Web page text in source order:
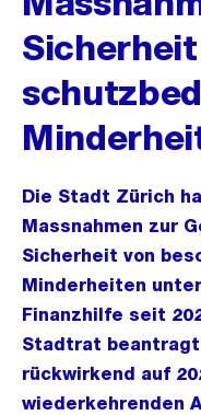
Die Stadt Zürich
Massnahmen zur
Sicherheit von
Minderheiten
Finanzhilfe seit
Stadtrat
rückwirkend auf
wiederkehrenden